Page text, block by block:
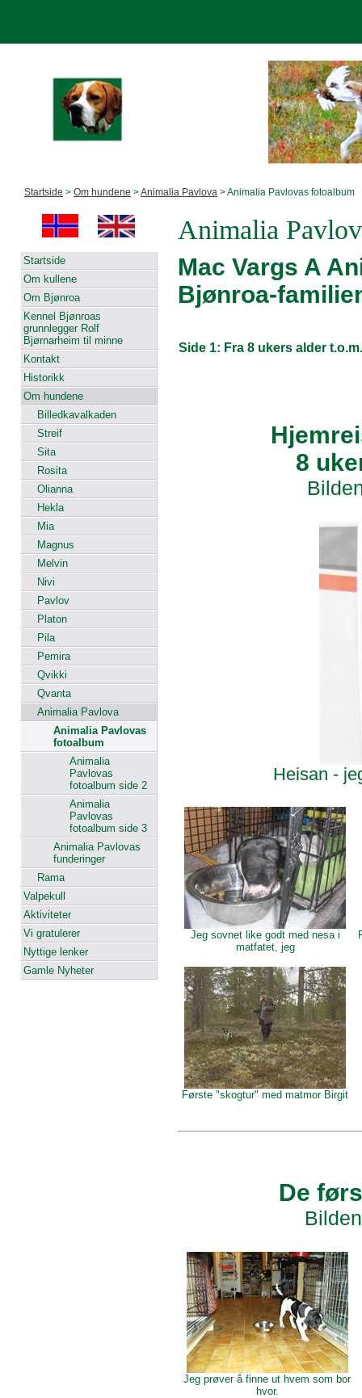
Startside > Om hundene >Animalia Pavlova > Animalia Pavlovas fotoalbum
Startside
Om kullene
Om Bjønroa
Kennel Bjønroas
grunnlegger Rolf
Bjørnarheim til minne
Kontakt
Historikk
Om hundene
Billedkavalkaden
Streif
Sita
Rosita
Olianna
Hekla
Mia
Magnus
Melvin
Nivi
Pavlov
Platon
Pila
Pemira
Qvikki
Qvanta
Animalia Pavlova
Animalia Pavlovas
fotoalbum
Animalia
Pavlovas
fotoalbum side 2
Animalia
Pavlovas
fotoalbum side 3
Animalia Pavlovas
funderinger
Rama
Valpekull
Aktiviteter
Vi gratulerer
Nyttige lenker
Gamle Nyheter
Animalia
Mac Vargs A
Bjønroa-
Side 1: Fra 8 ukers alder
8
Heisan -
Jeg sovnet like godt med nesa i
matfatet, jeg
Første "skogtur" med matmor Birgit
De
Jeg prøver å finne ut hvem som bor
hvor.